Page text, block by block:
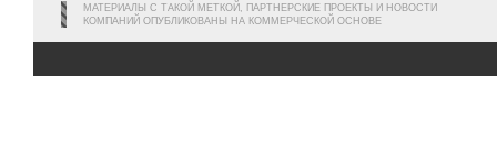
МАТЕРИАЛЫ С ТАКОЙ МЕТКОЙ, ПАРТНЕРСКИЕ ПРОЕКТЫ И НОВОСТИ
КОМПАНИЙ ОПУБЛИКОВАНЫ НА КОММЕРЧЕСКОЙ ОСНОВЕ